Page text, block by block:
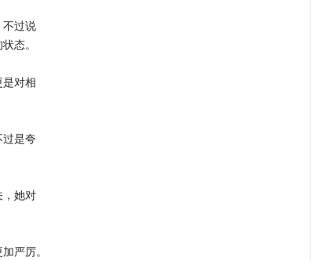
过说
态。
对相
是夸
她对
严厉。